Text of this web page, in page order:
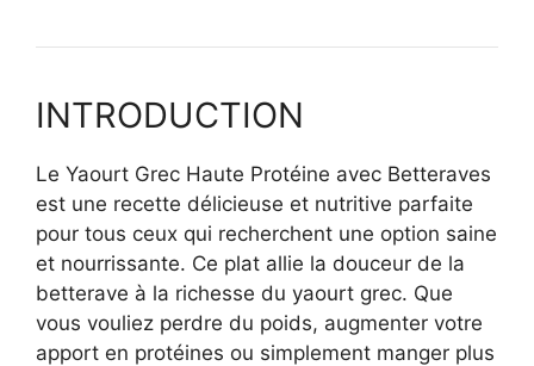
INTRODUCTION
Le Yaourt Grec Haute Protéine avec Betteraves
est une recette délicieuse et nutritive parfaite
pour tous ceux qui recherchent une option saine
et nourrissante. Ce plat allie la douceur de la
betterave à la richesse du yaourt grec. Que
vous vouliez perdre du poids, augmenter votre
apport en protéines ou simplement manger plus